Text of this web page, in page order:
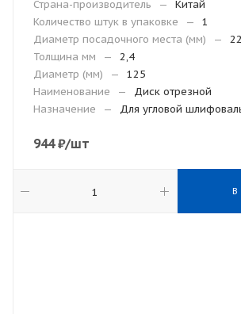
Страна-производитель
—
Китай
Количество штук в упаковке
—
1
Диаметр посадочного места (мм)
—
Толщина мм
—
2,4
Диаметр (мм)
—
125
Наименование
—
Диск отрезной
Назначение
— Для угловой
944₽/шт
В